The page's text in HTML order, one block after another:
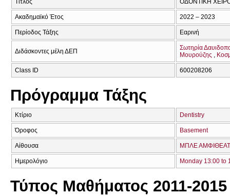
Τίτλος ΟΔΟΝΤΙΚΗ
Ακαδημαϊκό Έτος 2022 – 2023
Περίοδος Τάξης Εαρινή
Διδάσκοντες μέλη ΔΕΠ
Σωτηρία
Μουρούζης
Class ID 600208206
Πρόγραμμα Τάξης
Κτίριο Dentistry
Όροφος Basement
Αίθουσα ΜΠΛΕ
Ημερολόγιο Monday 13:00 to
Τύπος Μαθήματος 2011-2015